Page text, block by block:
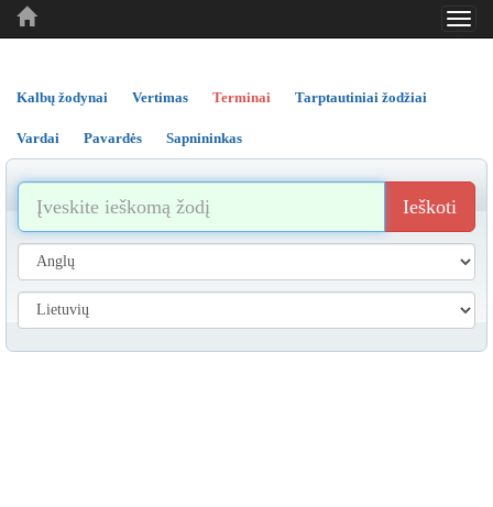
..
..
Kalbų žodynai Vertimas Terminai Tarptautiniai žodžiai
Vardai Pavardės Sapnininkas
Ieškoti